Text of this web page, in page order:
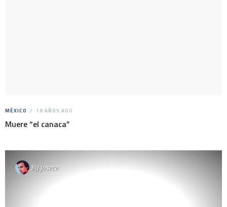
MÉXICO 18 AÑOS AGO
Muere “el canaca”
By josece